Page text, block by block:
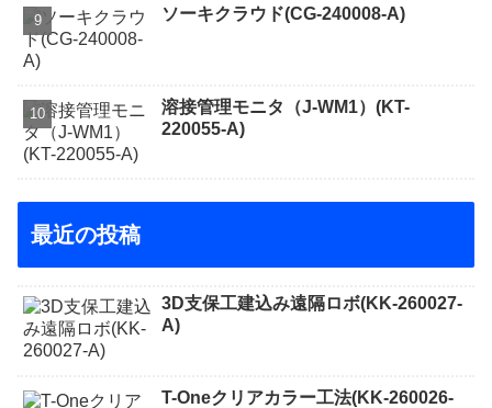
ソーキクラウド(CG-240008-A)
溶接管理モニタ（J-WM1）(KT-
220055-A)
最近の投稿
3D支保工建込み遠隔ロボ(KK-260027-
A)
T-Oneクリアカラー工法(KK-260026-